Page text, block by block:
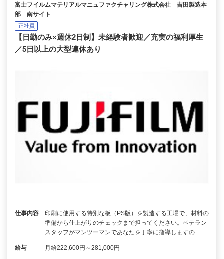
富士フイルムマテリアルマニュファクチャリング株式会社 吉田製造本
部 南サイト
正社員
【日勤のみ×週休2日制】未経験者歓迎／充実の福利厚生
／5日以上の大型連休あり
仕事内容
印刷に使用する特別な板（PS版）を製造する工場で、材料の
準備から仕上がりのチェックまで担ってください。ベテラン
スタッフがマンツーマンであなたを丁寧に指導しますの…
給与 月給222,600円～281,000円